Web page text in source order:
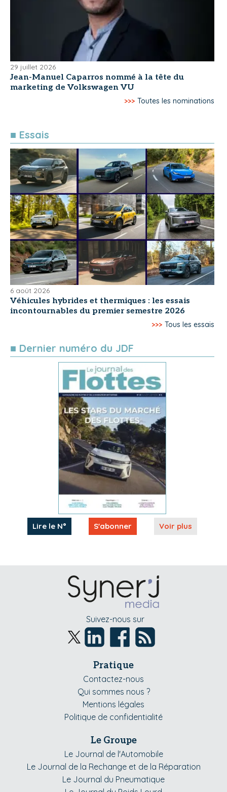
29 juillet 2026
Jean-Manuel Caparros nommé à la tête du
marketing de Volkswagen VU
>>> Toutes les nominations
■ Essais
6 août 2026
Véhicules hybrides et thermiques : les essais
incontournables du premier semestre 2026
>>> Tous les essais
■ Dernier numéro du JDF
Lire le N° S'abonner Voir plus
Suivez-nous sur
Pratique
Contactez-nous
Qui sommes nous ?
Mentions légales
Politique de confidentialité
Le Groupe
Le Journal de l'Automobile
Le Journal de la Rechange et de la Réparation
Le Journal du Pneumatique